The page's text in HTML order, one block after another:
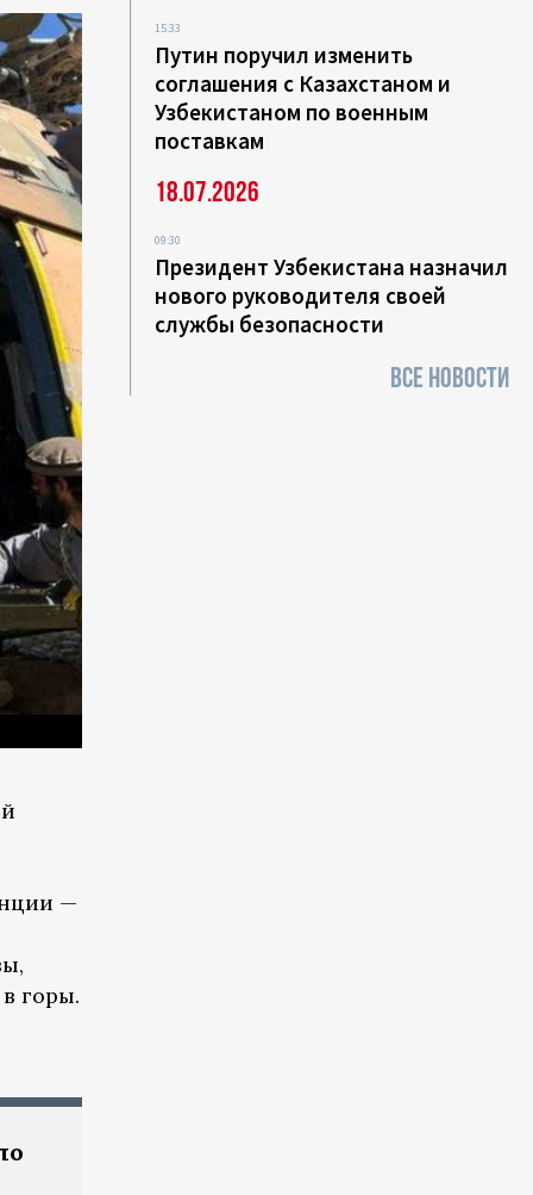
—
горы.
15:33
Путин поручил изменить
соглашения с Казахстаном и
Узбекистаном по военным
поставкам
18.07.2026
09:30
Президент Узбекистана назначил
нового руководителя своей
службы безопасности
ВСЕ НОВОСТИ